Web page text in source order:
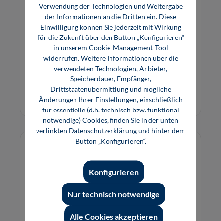
1: 2011 (Download)
Berechnungsmodule für den Nachweis von
Tragfähigkeit und Dichtheit von
Flanschverbindungen für die Lastfälle Montage,
Prüfung und Betrieb.
Download
Verwendung der Technologien und Weitergabe
der Informationen an die Dritten ein. Diese
Einwilligung können Sie jederzeit mit Wirkung
für die Zukunft über den Button „Konfigurieren“
in unserem Cookie-Management-Tool
widerrufen. Weitere Informationen über die
verwendeten Technologien, Anbieter,
Speicherdauer, Empfänger,
Drittstaatenübermittlung und mögliche
Änderungen Ihrer Einstellungen, einschließlich
für essentielle (d.h. technisch bzw. funktional
notwendige) Cookies, finden Sie in der unten
verlinkten Datenschutzerklärung und hinter dem
Button „Konfigurieren“.
Nur technisch notwendige
Konfigurieren
Alle Cookies akzeptieren